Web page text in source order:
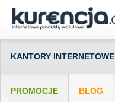
KANTORY INTERNETOWE
PROMOCJE BLOG